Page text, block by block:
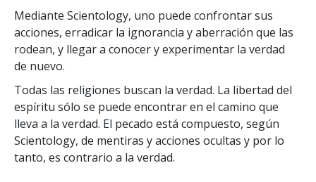
Mediante Scientology, uno puede confrontar sus
acciones, erradicar la ignorancia y aberración que las
rodean, y llegar a conocer y experimentar la verdad
de nuevo.
Todas las religiones buscan la verdad. La libertad del
espíritu sólo se puede encontrar en el camino que
lleva a la verdad. El pecado está compuesto, según
Scientology, de mentiras y acciones ocultas y por lo
tanto, es contrario a la verdad.